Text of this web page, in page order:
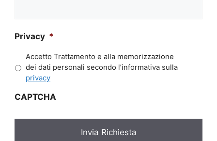
Privacy *
Accetto Trattamento e alla memorizzazione
dei dati personali secondo l’informativa sulla
privacy
CAPTCHA